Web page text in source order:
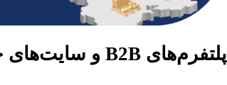
پلتفرم‌های B2B و سایت‌های خرید از چین